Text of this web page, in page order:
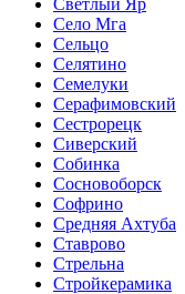
Село Мга
Сельцо
Селятино
Семелуки
Серафимовский
Сестрорецк
Сиверский
Собинка
Сосновоборск
Софрино
Средняя Ахтуба
Ставрово
Стрельна
Стройкерамика